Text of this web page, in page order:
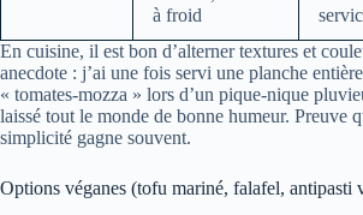
à froid
En cuisine, il est bon d’alterner textures et
anecdote : j’ai une fois servi une planche
« tomates-mozza » lors d’un pique-nique
laissé tout le monde de bonne humeur. Preuve
simplicité gagne souvent.
Options véganes (tofu mariné, falafel, antipasti